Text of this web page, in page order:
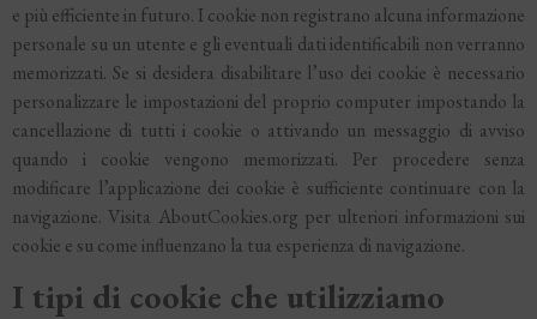
e più efficiente in futuro. I cookie non registrano alcuna informazione
personale su un utente e gli eventuali dati identificabili non verranno
memorizzati. Se si desidera disabilitare l’uso dei cookie è necessario
personalizzare le impostazioni del proprio computer impostando la
cancellazione di tutti i cookie o attivando un messaggio di avviso
quando i cookie vengono memorizzati. Per procedere senza
modificare l’applicazione dei cookie è sufficiente continuare con la
navigazione. Visita AboutCookies.org per ulteriori informazioni sui
cookie e su come influenzano la tua esperienza di navigazione.
I tipi di cookie che utilizziamo